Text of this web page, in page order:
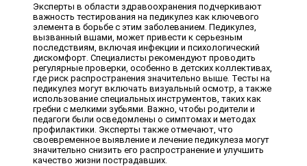
Эксперты в области здравоохранения подчеркивают
важность тестирования на педикулез как ключевого
элемента в борьбе с этим заболеванием. Педикулез,
вызванный вшами, может привести к серьезным
последствиям, включая инфекции и психологический
дискомфорт. Специалисты рекомендуют проводить
регулярные проверки, особенно в детских коллективах,
где риск распространения значительно выше. Тесты на
педикулез могут включать визуальный осмотр, а также
использование специальных инструментов, таких как
гребни с мелкими зубьями. Важно, чтобы родители и
педагоги были осведомлены о симптомах и методах
профилактики. Эксперты также отмечают, что
своевременное выявление и лечение педикулеза могут
значительно снизить его распространение и улучшить
качество жизни пострадавших.